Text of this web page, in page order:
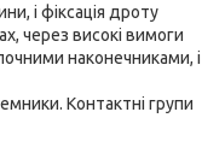
і фіксація дроту
через високі вимоги
наконечниками, і
Контактні групи